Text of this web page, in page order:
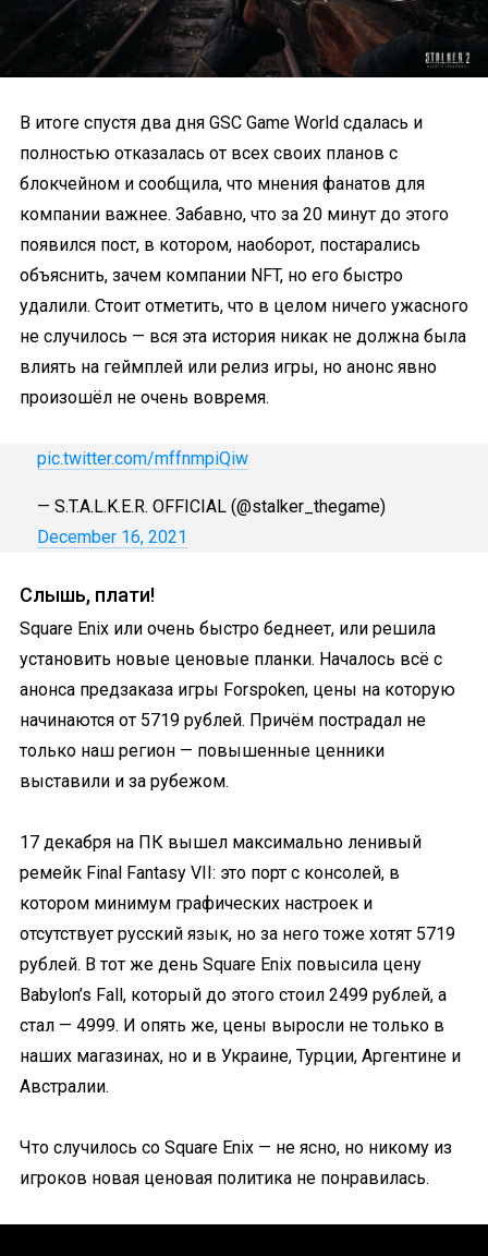
В итоге спустя два дня GSC Game World сдалась и
полностью отказалась от всех своих планов с
блокчейном и сообщила, что мнения фанатов для
компании важнее. Забавно, что за 20 минут до этого
появился пост, в котором, наоборот, постарались
объяснить, зачем компании NFT, но его быстро
удалили. Стоит отметить, что в целом ничего ужасного
не случилось — вся эта история никак не должна была
влиять на геймплей или релиз игры, но анонс явно
произошёл не очень вовремя.
pic.twitter.com/mffnmpiQiw
— S.T.A.L.K.E.R. OFFICIAL (@stalker_thegame)
December 16, 2021
Слышь, плати!
Square Enix или очень быстро беднеет, или решила
установить новые ценовые планки. Началось всё с
анонса предзаказа игры Forspoken, цены на которую
начинаются от 5719 рублей. Причём пострадал не
только наш регион — повышенные ценники
выставили и за рубежом.
17 декабря на ПК вышел максимально ленивый
ремейк Final Fantasy VII: это порт с консолей, в
котором минимум графических настроек и
отсутствует русский язык, но за него тоже хотят 5719
рублей. В тот же день Square Enix повысила цену
Babylon’s Fall, который до этого стоил 2499 рублей, а
стал — 4999. И опять же, цены выросли не только в
наших магазинах, но и в Украине, Турции, Аргентине и
Австралии.
Что случилось со Square Enix — не ясно, но никому из
игроков новая ценовая политика не понравилась.